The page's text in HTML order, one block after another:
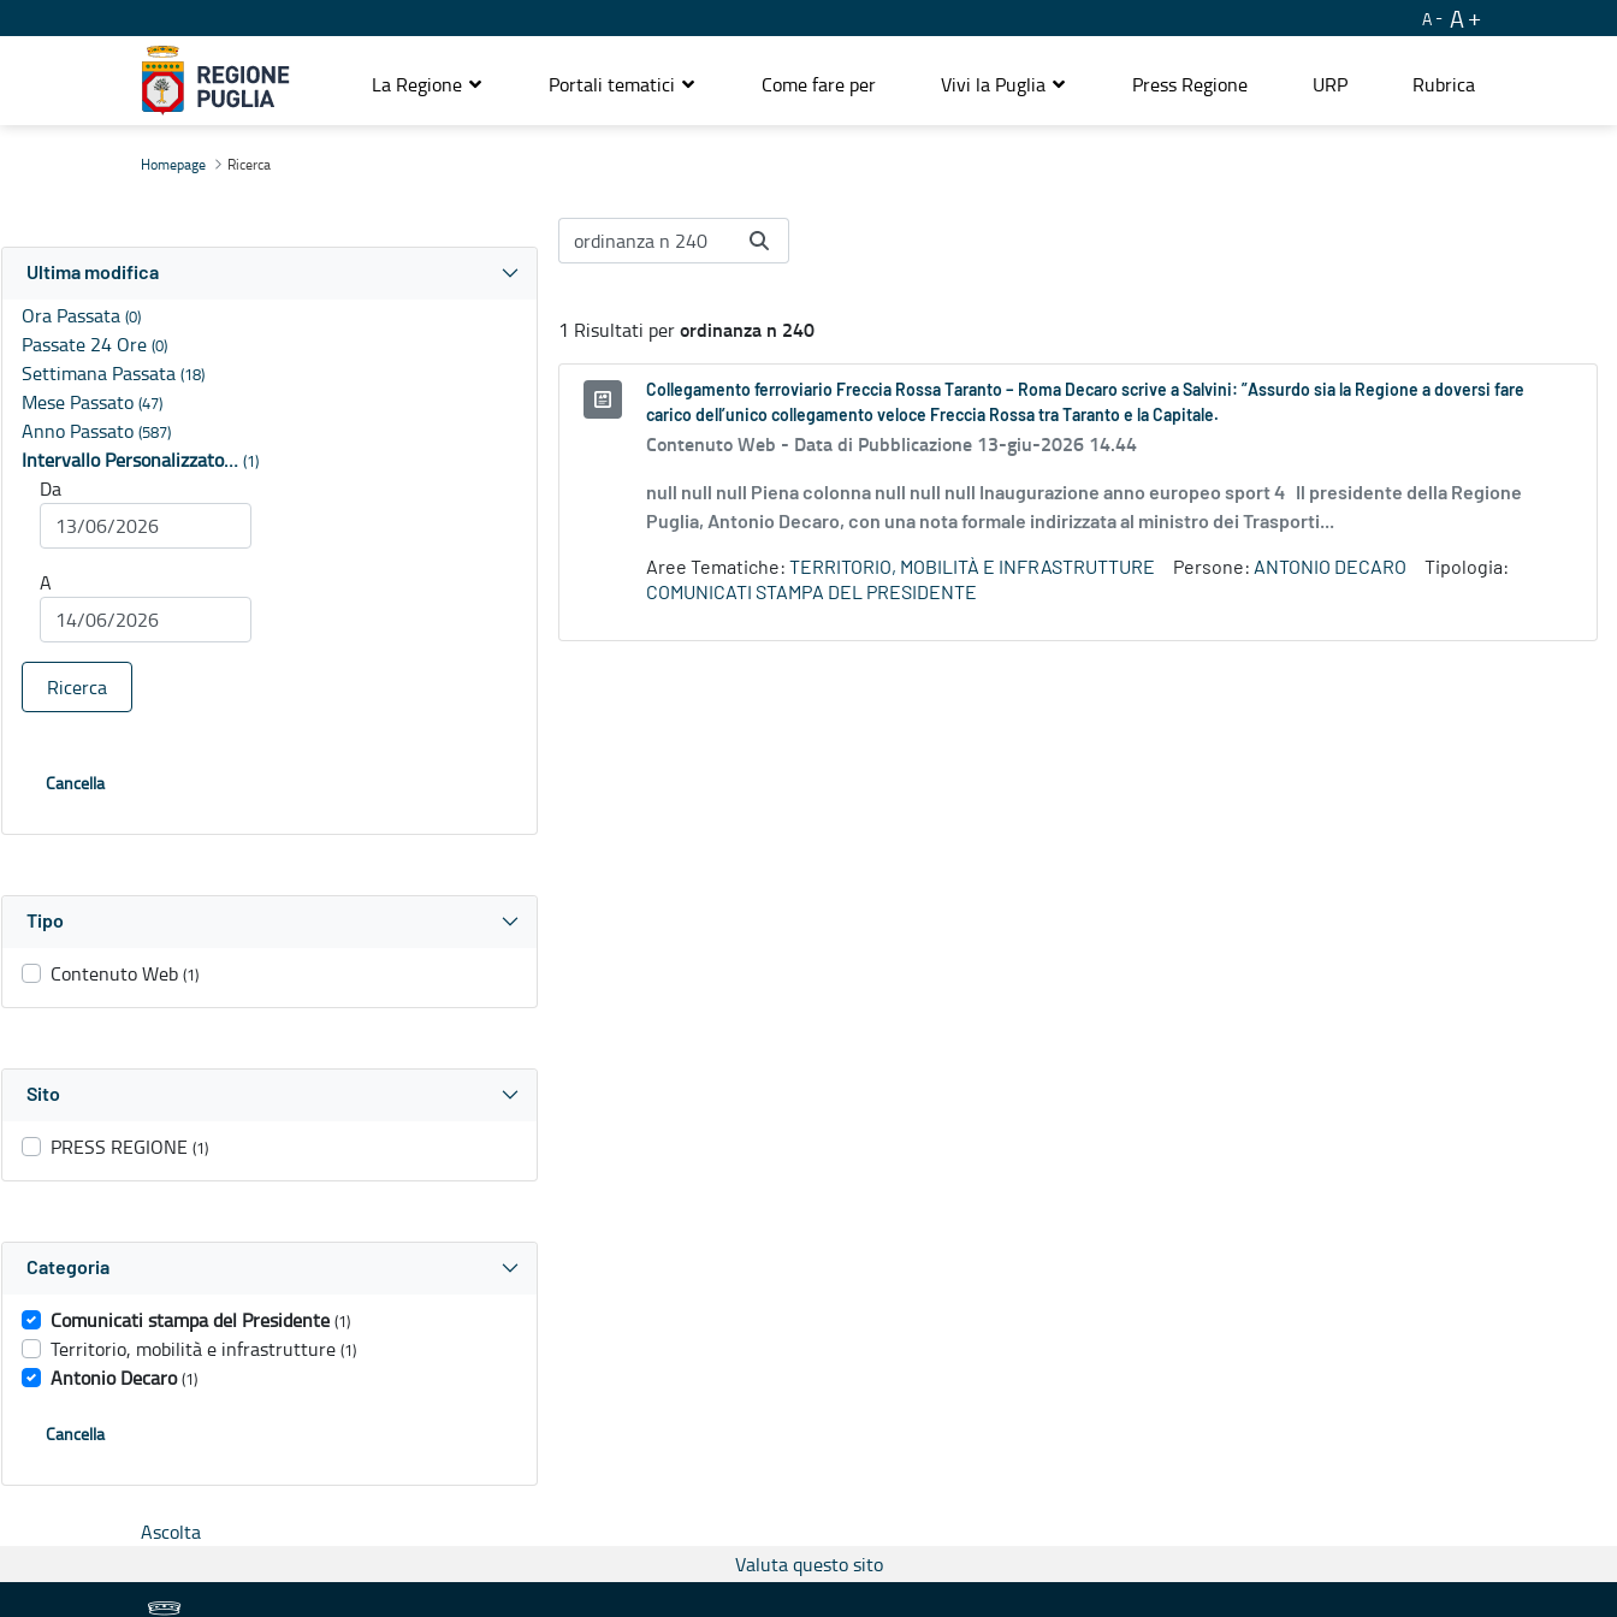
A A
La Regione Portali tematici Come fare per Vivi la Puglia Press Regione URP Rubrica
Homepage Ricerca
Ultima modifica
Ora Passata (0)
Passate 24 Ore (0)
Settimana Passata (18)
Mese Passato (47)
Anno Passato (587)
Intervallo Personalizzato… (1)
Da
A
Ricerca
Cancella
Tipo
Contenuto Web (1)
Sito
PRESS REGIONE (1)
Categoria
Comunicati stampa del Presidente (1)
Territorio, mobilità e infrastrutture (1)
Antonio Decaro (1)
Cancella
1 Risultati perordinanza n 240
Collegamento ferroviario Freccia Rossa Taranto – Roma Decaro scrive a Salvini: ”Assurdo sia la Regione a doversi fare
carico dell’unico collegamento veloce Freccia Rossa tra Taranto e la Capitale.
Contenuto Web - Data di Pubblicazione 13-giu-2026 14.44
null null null Piena colonna null null null Inaugurazione anno europeo sport 4 Il presidente della Regione
Puglia, Antonio Decaro, con una nota formale indirizzata al ministro dei Trasporti...
Aree Tematiche: TERRITORIO, MOBILITÀ E INFRASTRUTTURE Persone: ANTONIO DECARO
Tipologia:
COMUNICATI STAMPA DEL PRESIDENTE
Ascolta
Valuta questo sito